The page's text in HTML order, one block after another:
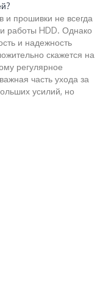
и прошивки не всегда
работы HDD. Однако
и надежность
скажется на
регулярное
часть ухода за
усилий, но